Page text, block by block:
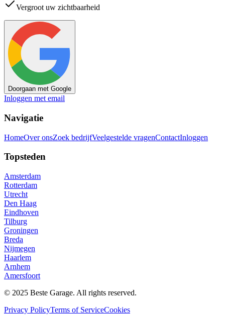
Vergroot uw zichtbaarheid
Doorgaan met Google
Inloggen met email
Navigatie
HomeOver onsZoek bedrijfVeelgestelde vragenContactInloggen
Topsteden
Amsterdam
Rotterdam
Utrecht
Den Haag
Eindhoven
Tilburg
Groningen
Breda
Nijmegen
Haarlem
Arnhem
Amersfoort
© 2025 Beste Garage. All rights reserved.
Privacy PolicyTerms of ServiceCookies